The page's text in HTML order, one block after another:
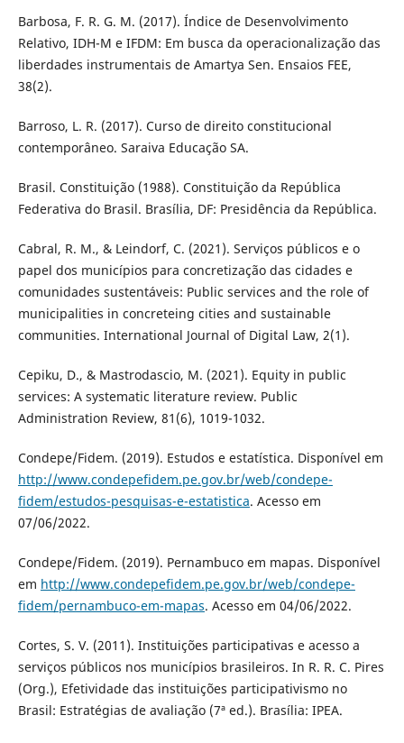
Barbosa, F. R. G. M. (2017). Índice de Desenvolvimento
Relativo, IDH-M e IFDM: Em busca da operacionalização das
liberdades instrumentais de Amartya Sen. Ensaios FEE,
38(2).
Barroso, L. R. (2017). Curso de direito constitucional
contemporâneo. Saraiva Educação SA.
Brasil. Constituição (1988). Constituição da República
Federativa do Brasil. Brasília, DF: Presidência da República.
Cabral, R. M., & Leindorf, C. (2021). Serviços públicos e o
papel dos municípios para concretização das cidades e
comunidades sustentáveis: Public services and the role of
municipalities in concreteing cities and sustainable
communities. International Journal of Digital Law, 2(1).
Cepiku, D., & Mastrodascio, M. (2021). Equity in public
services: A systematic literature review. Public
Administration Review, 81(6), 1019-1032.
Condepe/Fidem. (2019). Estudos e estatística. Disponível em
http://www.condepefidem.pe.gov.br/web/condepe-
fidem/estudos-pesquisas-e-estatistica. Acesso em
07/06/2022.
Condepe/Fidem. (2019). Pernambuco em mapas. Disponível
em http://www.condepefidem.pe.gov.br/web/condepe-
fidem/pernambuco-em-mapas. Acesso em 04/06/2022.
Cortes, S. V. (2011). Instituições participativas e acesso a
serviços públicos nos municípios brasileiros. In R. R. C. Pires
(Org.), Efetividade das instituições participativismo no
Brasil: Estratégias de avaliação (7ª ed.). Brasília: IPEA.